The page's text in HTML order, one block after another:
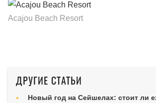
Acajou Beach Resort
ДРУГИЕ СТАТЬИ
Новый год на Сейшелах: стоит ли